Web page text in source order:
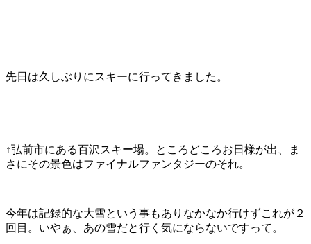
先日は久しぶりにスキーに行ってきました。
↑弘前市にある百沢スキー場。ところどころお日様が出、ま
さにその景色はファイナルファンタジーのそれ。
今年は記録的な大雪という事もありなかなか行けずこれが２
回目。いやぁ、あの雪だと行く気にならないですって。